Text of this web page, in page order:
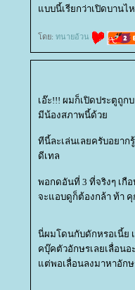
บบนี้เรียกว่าเปิดบานไ
ดย: ทนายอ้วน
เอ๊ะ!!! ผมก็เปิดประตูถู
มีน้องสภาพนี้ด้ว
ทีนี้ละเล่นเลยครับอยาก
ดีเทล
พอกดอันที่ 3 ที่จริงๆ เกื
จะแอบดูก็ต้องกล้า ท้า คุ
นี่ผมโดนกับดักหรอเนี้ย
คบุ๊คตัวอักษรเลยเลื่อน
ต่พอเลื่อนลงมาหาอักษ